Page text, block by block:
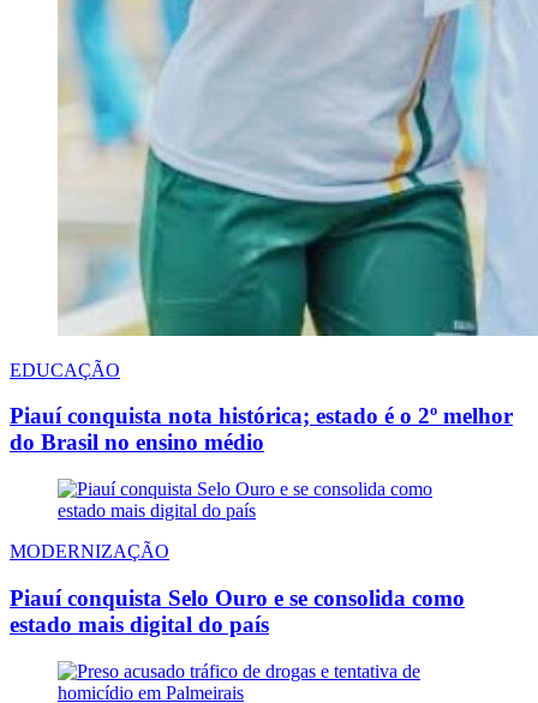
EDUCAÇÃO
Piauí conquista nota histórica; estado é o 2º melhor
do Brasil no ensino médio
MODERNIZAÇÃO
Piauí conquista Selo Ouro e se consolida como
estado mais digital do país